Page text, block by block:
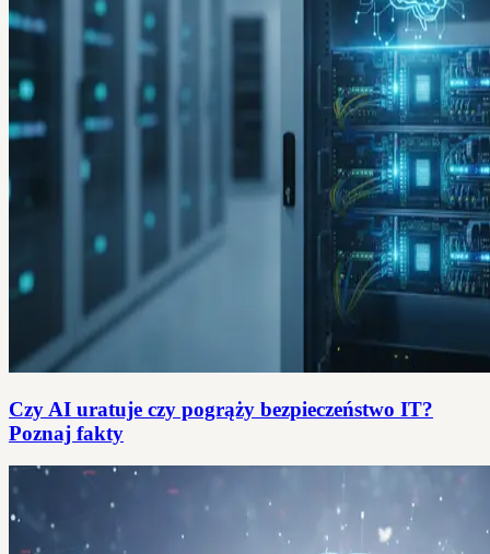
Czy AI uratuje czy pogrąży bezpieczeństwo IT?
Poznaj fakty